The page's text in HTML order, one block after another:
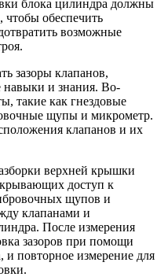
блока цилиндра должны
чтобы обеспечить
возможные
зазоры клапанов,
навыки и знания. Во-
такие как гнездовые
щупы и микрометр.
клапанов и их
верхней крышки
доступ к
щупов и
клапанами и
После измерения
зазоров при помощи
и повторное измерение для